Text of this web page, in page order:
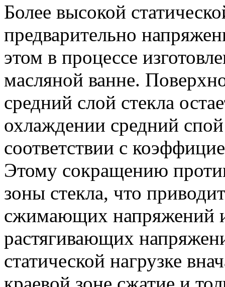
Более высокой
предварительно
этом в процессе
масляной ванне.
средний слой стекла
охлаждении средний
соответствии с
Этому сокращению
зоны стекла, что
сжимающих напряжений
растягивающих
статической нагрузке